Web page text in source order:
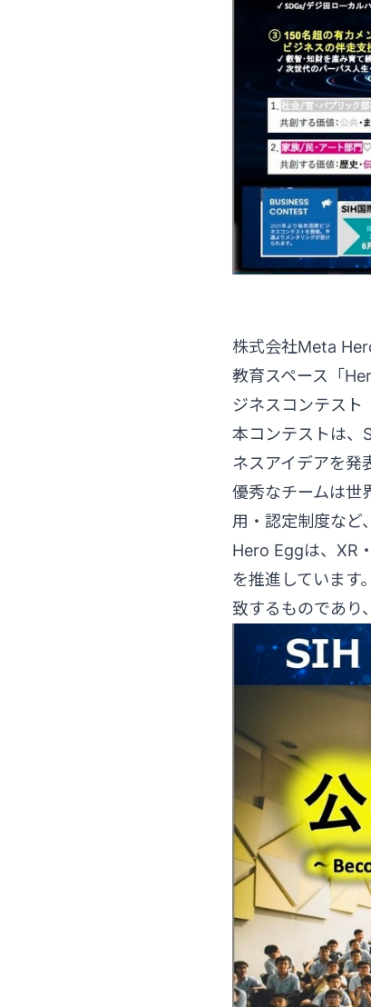
株式会社Meta
教育スペース「
ジネスコンテスト
本コンテストは、
ネスアイデアを発
優秀なチームは世
用・認定制度など
Hero Eggは、XR
を推進しています
致するものであり